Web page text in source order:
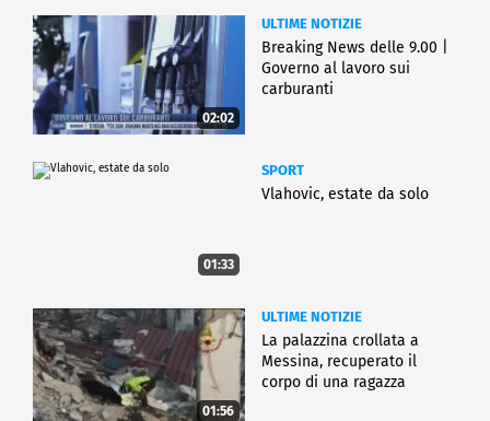
02:02
ULTIME NOTIZIE
Breaking News delle 9.00 |
Governo al lavoro sui
carburanti
01:33
SPORT
Vlahovic, estate da solo
01:56
ULTIME NOTIZIE
La palazzina crollata a
Messina, recuperato il
corpo di una ragazza